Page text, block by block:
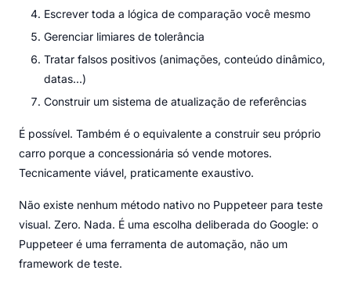
Escrever toda a lógica de comparação você mesmo
Gerenciar limiares de tolerância
Tratar falsos positivos (animações, conteúdo dinâmico,
datas...)
Construir um sistema de atualização de referências
É possível. Também é o equivalente a construir seu próprio
carro porque a concessionária só vende motores.
Tecnicamente viável, praticamente exaustivo.
Não existe nenhum método nativo no Puppeteer para teste
visual. Zero. Nada. É uma escolha deliberada do Google: o
Puppeteer é uma ferramenta de automação, não um
framework de teste.